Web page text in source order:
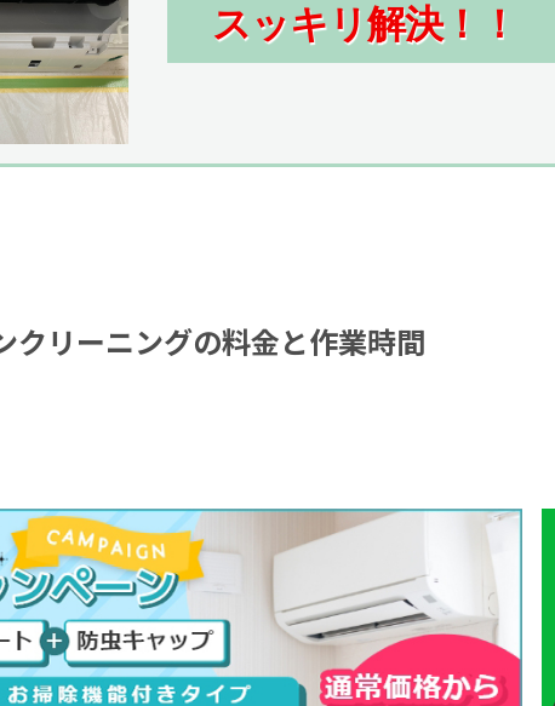
スッキリ解決！！
クリーニングの料金と作業時間